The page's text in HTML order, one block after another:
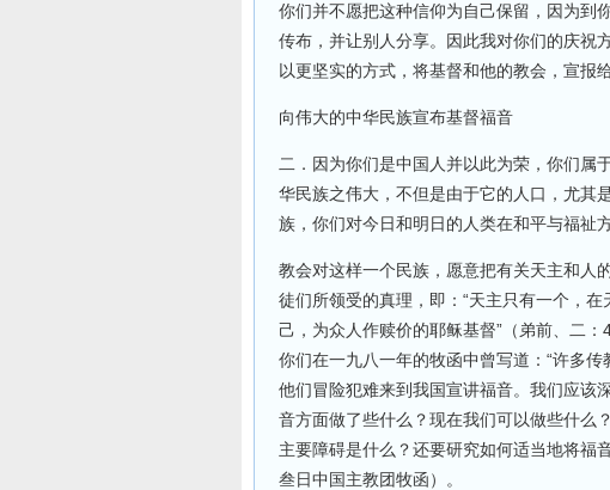
你们并不愿把这种信仰为自己保留，因为到
传布，并让别人分享。因此我对你们的庆祝
以更坚实的方式，将基督和他的教会，宣报
向伟大的中华民族宣布基督福音
二．因为你们是中国人并以此为荣，你们属
华民族之伟大，不但是由于它的人口，尤其
族，你们对今日和明日的人类在和平与福祉
教会对这样一个民族，愿意把有关天主和人
徒们所领受的真理，即：“天主只有一个，
己，为众人作赎价的耶稣基督”（弟前、二：4
你们在一九八一年的牧函中曾写道：“许多
他们冒险犯难来到我国宣讲福音。我们应该
音方面做了些什么？现在我们可以做些什么
主要障碍是什么？还要研究如何适当地将福
叁日中国主教团牧函）。